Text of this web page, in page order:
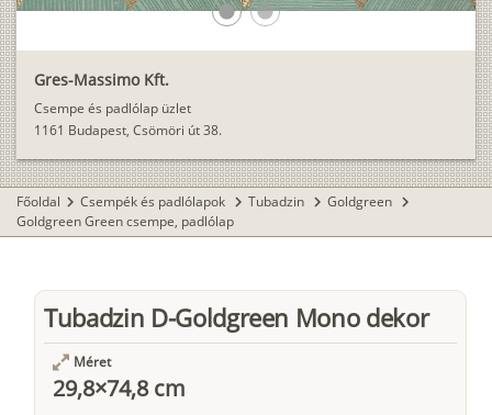
Gres-Massimo Kft.
Csempe és padlólap üzlet
1161 Budapest, Csömöri út 38.
lens lens
Főoldal chevron_right Csempék és padlólapok chevron_right Tubadzin chevron_right Goldgreen chevron_right
Goldgreen Green csempe, padlólap
Tubadzin D-Goldgreen Mono dekor
Méret
29,8×74,8 cm